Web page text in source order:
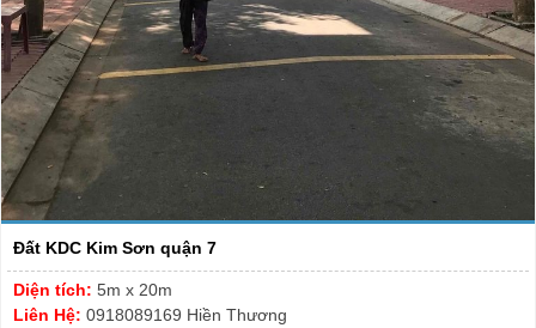
Đất KDC Kim Sơn quận 7
Diện tích: 5m x 20m
Liên Hệ: 0918089169 Hiền Thương